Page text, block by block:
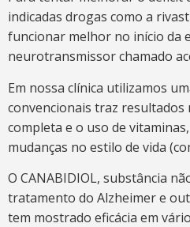
indicadas drogas como a
funcionar melhor no início da
neurotransmissor chamado
Em nossa clínica utilizamos
convencionais traz resultados
completa e o uso de
mudanças no estilo de vida
O CANABIDIOL, substância
tratamento do Alzheimer e
tem mostrado eficácia em